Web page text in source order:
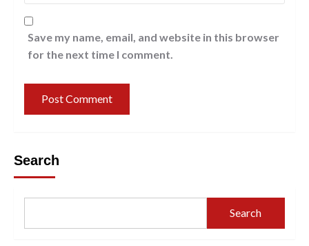
Save my name, email, and website in this browser
for the next time I comment.
Search
Search